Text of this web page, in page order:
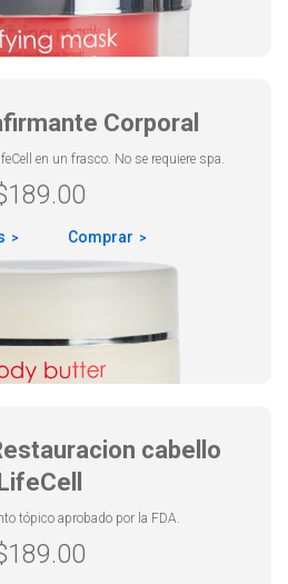
Corporal
en un frasco. No se requiere spa.
189.00
Comprar
cabello
tópico aprobado por la FDA.
189.00